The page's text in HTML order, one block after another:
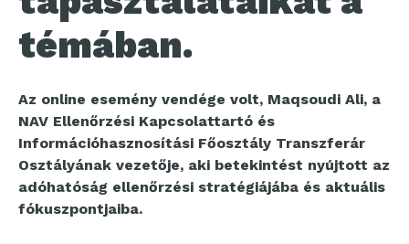
témában.
Az online esemény vendége volt, Maqsoudi Ali, a
NAV Ellenőrzési Kapcsolattartó és
Információhasznosítási Főosztály Transzferár
Osztályának vezetője, aki betekintést nyújtott az
adóhatóság ellenőrzési stratégiájába és aktuális
fókuszpontjaiba.